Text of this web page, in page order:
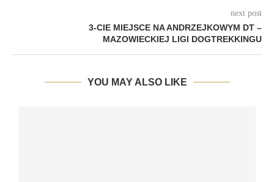
next post
3-CIE MIEJSCE NA ANDRZEJKOWYM DT –
MAZOWIECKIEJ LIGI DOGTREKKINGU
YOU MAY ALSO LIKE